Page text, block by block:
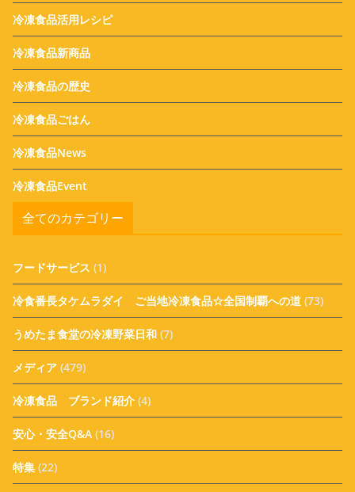
冷凍食品活用レシピ
冷凍食品新商品
冷凍食品の歴史
冷凍食品ごはん
冷凍食品News
冷凍食品Event
全てのカテゴリー
フードサービス (1)
冷食番長タケムラダイ ご当地冷凍食品☆全国制覇への道 (73)
うめたま食堂の冷凍野菜日和 (7)
メディア (479)
冷凍食品 ブランド紹介 (4)
安心・安全Q&A (16)
特集 (22)